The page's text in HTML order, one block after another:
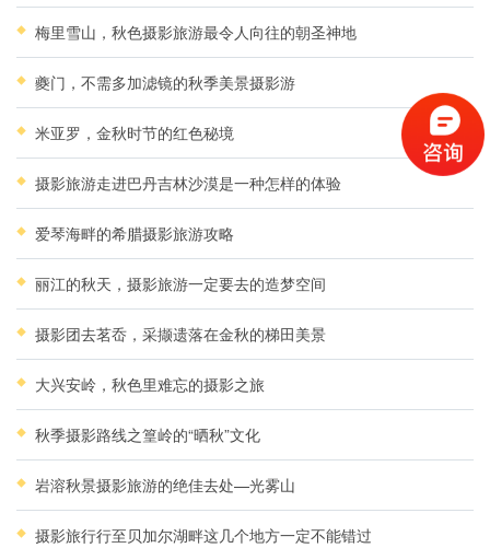
梅里雪山，秋色摄影旅游最令人向往的朝圣神地
夔门，不需多加滤镜的秋季美景摄影游
米亚罗，金秋时节的红色秘境
摄影旅游走进巴丹吉林沙漠是一种怎样的体验
爱琴海畔的希腊摄影旅游攻略
丽江的秋天，摄影旅游一定要去的造梦空间
摄影团去茗岙，采撷遗落在金秋的梯田美景
大兴安岭，秋色里难忘的摄影之旅
秋季摄影路线之篁岭的“晒秋”文化
岩溶秋景摄影旅游的绝佳去处—光雾山
摄影旅行行至贝加尔湖畔这几个地方一定不能错过